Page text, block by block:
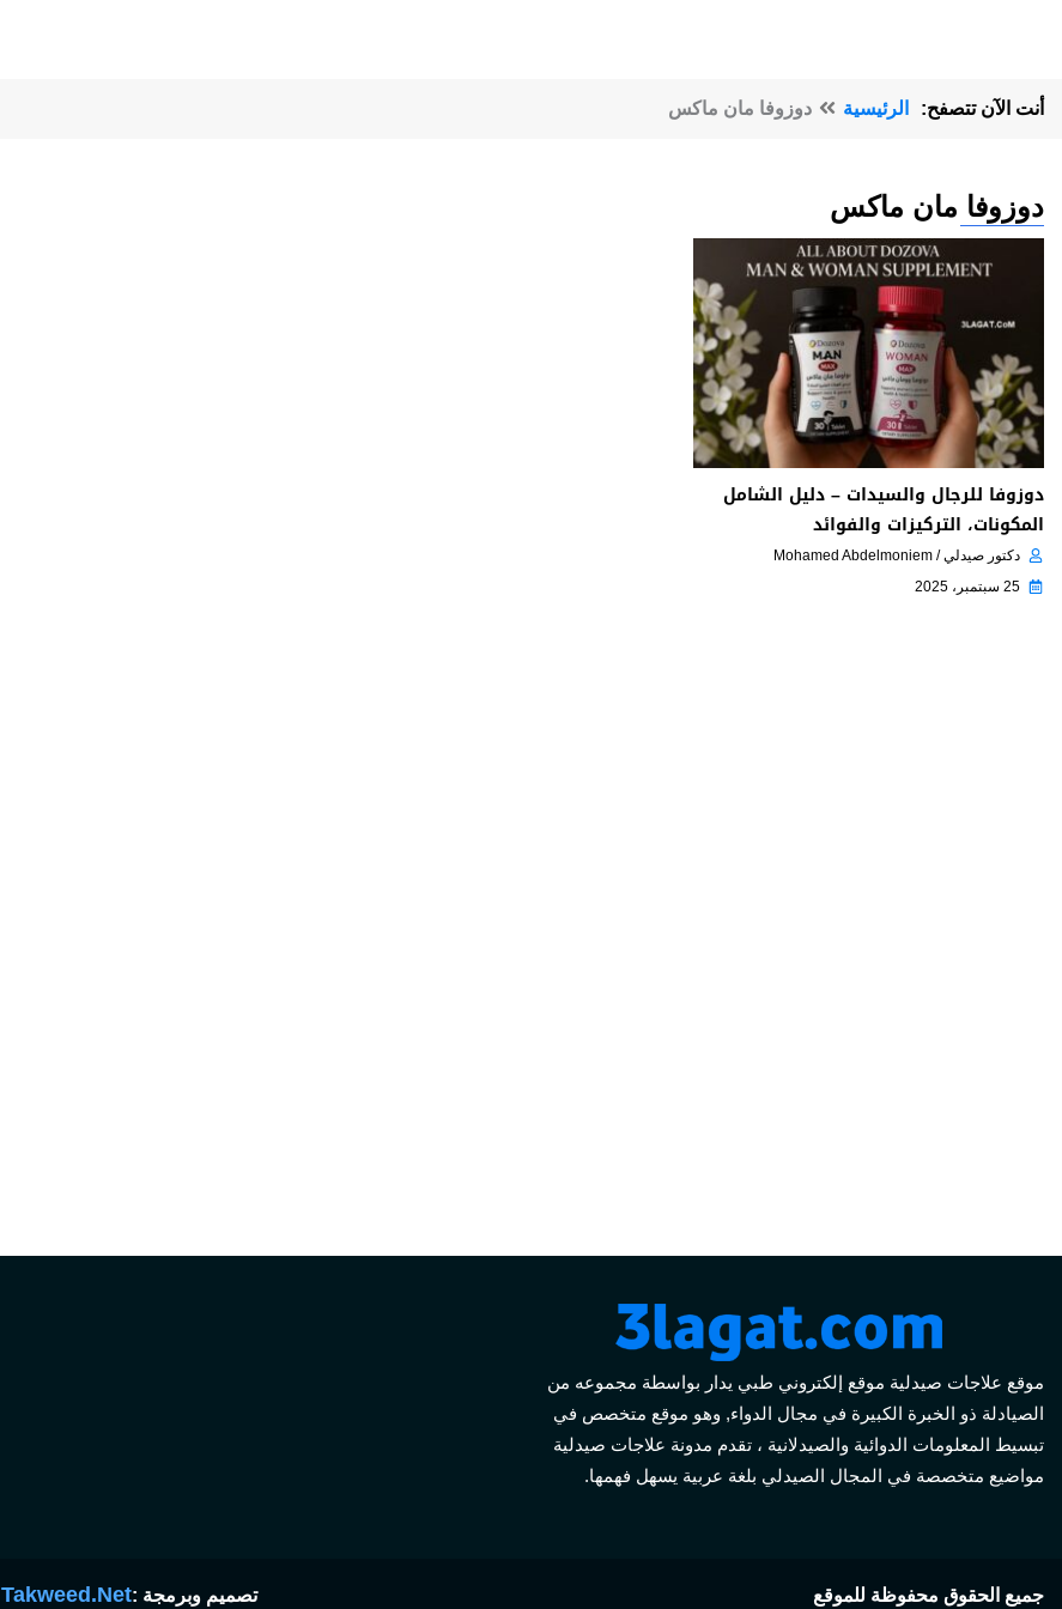
أنت الآن تتصفح: الرئيسية دوزوفا مان ماكس
دوزوفا مان ماكس
دوزوفا للرجال والسيدات – دليل الشامل
المكونات، التركيزات والفوائد
دكتور صيدلي / Mohamed Abdelmoniem
25 سبتمبر، 2025
موقع علاجات صيدلية موقع إلكتروني طبي يدار بواسطة مجموعه من
الصيادلة ذو الخبرة الكبيرة في مجال الدواء, وهو موقع متخصص في
تبسيط المعلومات الدوائية والصيدلانية ، تقدم مدونة علاجات صيدلية
مواضيع متخصصة في المجال الصيدلي بلغة عربية يسهل فهمها.
جميع الحقوق محفوظة للموقع تصميم وبرمجة :Takweed.Net